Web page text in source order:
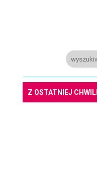
Z OSTATNIEJ CHWILI